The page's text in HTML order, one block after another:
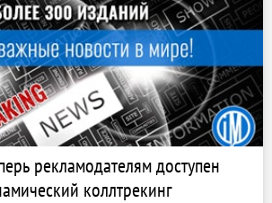
рекламодателям доступен
коллтрекинг